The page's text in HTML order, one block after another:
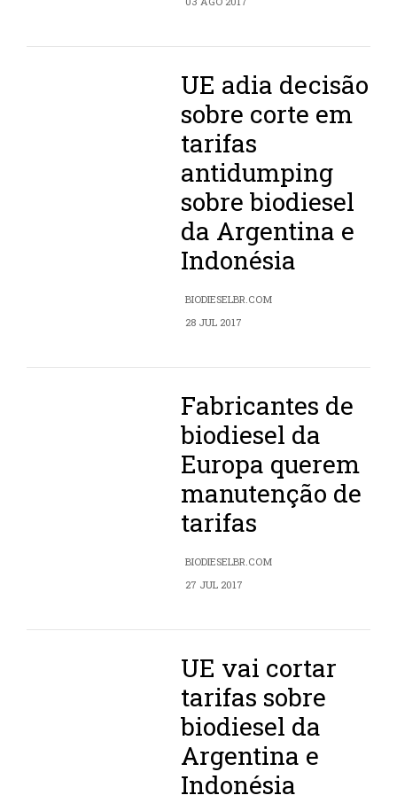
UE adia decisão
sobre corte em
tarifas
antidumping
sobre biodiesel
da Argentina e
Indonésia
BIODIESELBR.COM
28 JUL 2017
Fabricantes de
biodiesel da
Europa querem
manutenção de
tarifas
BIODIESELBR.COM
27 JUL 2017
UE vai cortar
tarifas sobre
biodiesel da
Argentina e
Indonésia